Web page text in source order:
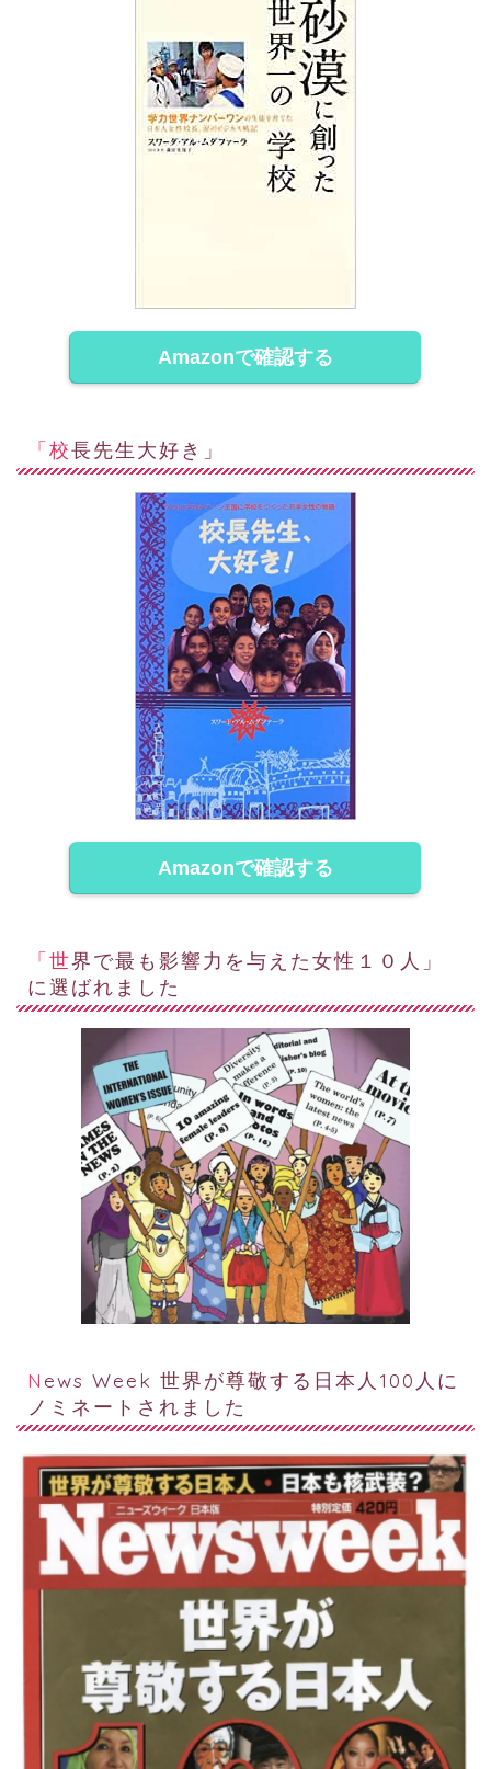
Amazonで確認する
「校長先生大好き」
Amazonで確認する
「世界で最も影響力を与えた女性１０人」
に選ばれました
News Week 世界が尊敬する日本人100人に
ノミネートされました